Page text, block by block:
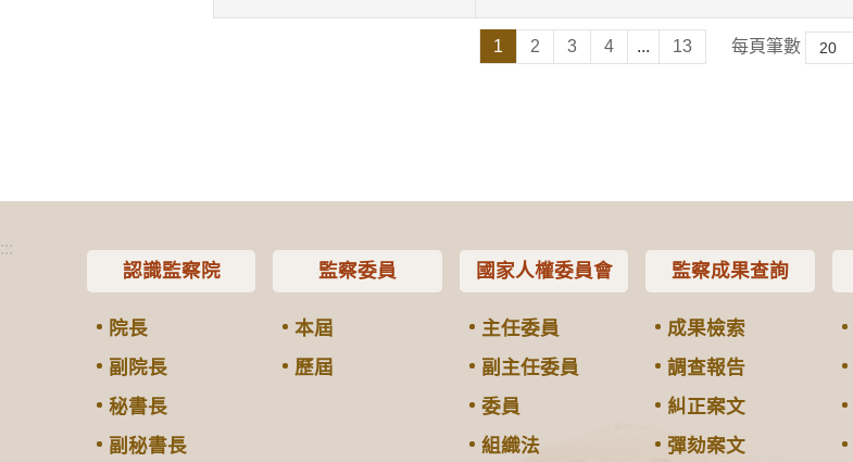
1 2 3 4 ... 13 每頁筆數
:::
認識監察院
院長
副院長
秘書長
副秘書長
監察委員
本屆
歷屆
國家人權委員會
主任委員
副主任委員
委員
組織法
監察成果查詢
成果檢索
調查報告
糾正案文
彈劾案文